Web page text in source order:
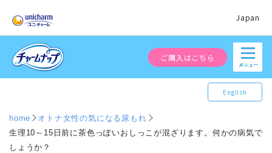
Japan
ご購入はこちら
English
home
オトナ女性の気になる尿もれ
生理10～15日前に茶色っぽいおしっこが混ざります。何かの病気で
しょうか？